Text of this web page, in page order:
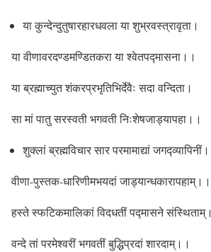
या कुन्देन्दुतुषारहारधवला या शुभ्रवस्त्रावृता।
या वीणावरदण्डमण्डितकरा या श्वेतपद्मासना।।
या ब्रह्माच्युत शंकरप्रभृतिभिर्देवैः सदा वन्दिता।
सा मां पातु सरस्वती भगवती निःशेषजाड्यापहा।।
शुक्लां ब्रह्मविचार सार परमामाद्यां जगद्व्यापिनीं।
वीणा-पुस्तक-धारिणीमभयदां जाड्यान्धकारापहाम्‌।।
हस्ते स्फटिकमालिकां विदधतीं पद्मासने संस्थिताम्‌।
वन्दे तां परमेश्वरीं भगवतीं बुद्धिप्रदां शारदाम्‌।।